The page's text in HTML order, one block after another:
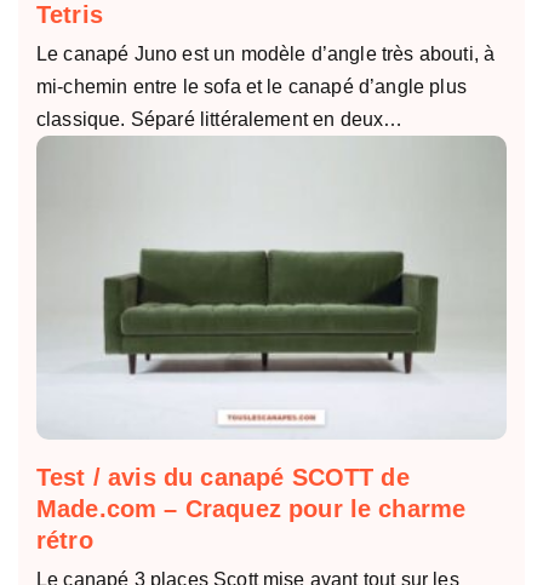
Tetris
Le canapé Juno est un modèle d’angle très abouti, à
mi-chemin entre le sofa et le canapé d’angle plus
classique. Séparé littéralement en deux…
Test / avis du canapé SCOTT de
Made.com – Craquez pour le charme
rétro
Le canapé 3 places Scott mise avant tout sur les